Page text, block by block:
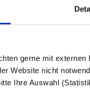
gerne mit
Website nicht
Ihre Auswahl